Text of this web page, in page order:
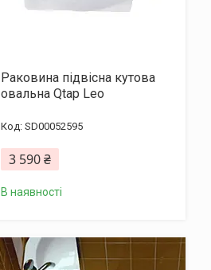
Раковина підвісна кутова
овальна Qtap Leo
SD00052595
3 590 ₴
В наявності